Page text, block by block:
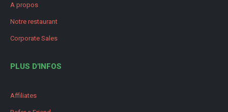
A propos
Notre restaurant
Corporate Sales
PLUS D'INFOS
Affiliates